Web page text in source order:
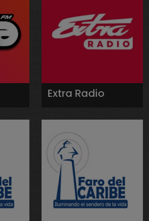
Extra Radio